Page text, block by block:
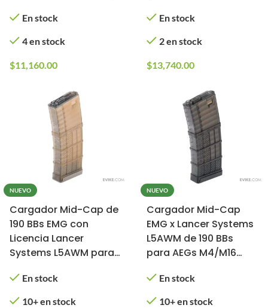
En stock
4 en stock
$11,160.00
cm)En stock
2 en stock
$13,740.00
NUEVO
Cargador Mid-Cap de
190 BBs EMG con
Licencia Lancer
Systems L5AWM para
Airsoft (Color: Flat
Dark Earth
En stock
10+ en stock
NUEVO
Cargador Mid-Cap
EMG x Lancer Systems
L5AWM de 190 BBs
para AEGs M4/M16
Negro Humo)
En stock
10+ en stock